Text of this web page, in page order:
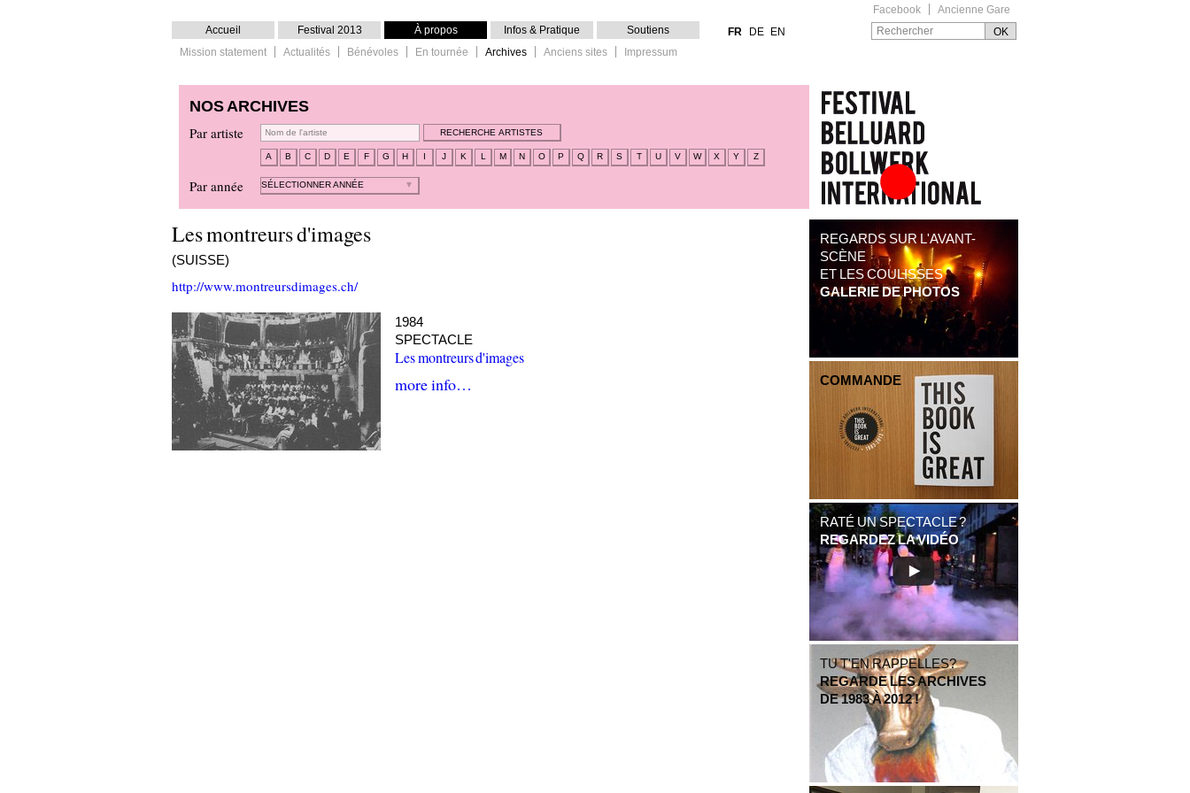
Festival Belluard
Bollwerk International
NOS ARCHIVES
Par artiste
A B C D E F G H I J K L M N O P Q R S T U V W X Y Z
Par année SÉLECTIONNER ANNÉE
Les montreurs d'images
(SUISSE)
http://www.montreursdimages.ch/
1984
SPECTACLE
Les montreurs d'images
more info…
REGARDS SUR L'AVANT-
SCÈNE
ET LES COULISSES
GALERIE DE PHOTOS
COMMANDE
RATÉ UN SPECTACLE ?
REGARDEZ LA VIDÉO
TU T'EN RAPPELLES?
REGARDE LES ARCHIVES
DE 1983 À 2012 !
Accueil Festival 2013
À propos
Mission statement
Actualités Bénévoles En tournée Archives Anciens sites Impressum
Infos & Pratique Soutiens FR DE EN
Facebook Ancienne Gare